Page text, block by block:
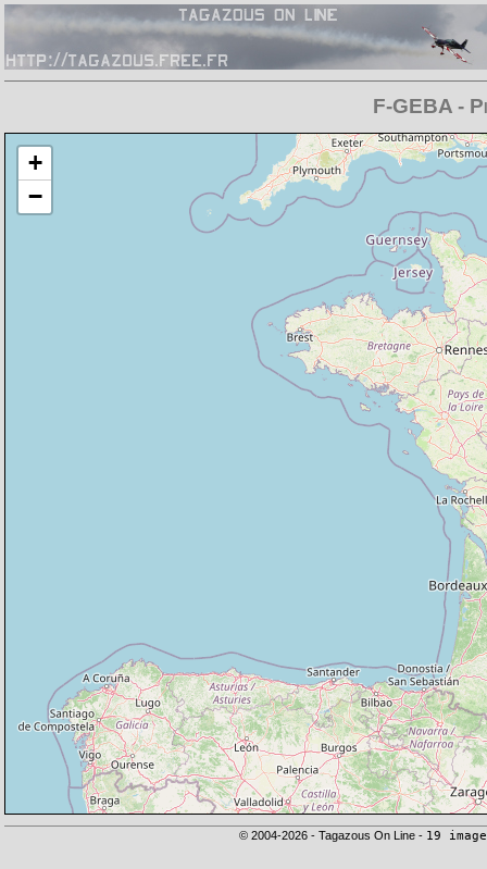
F-GEBA -
Chargement de la carte en cours
+
−
© 2004-2026 - Tagazous On Line - 19